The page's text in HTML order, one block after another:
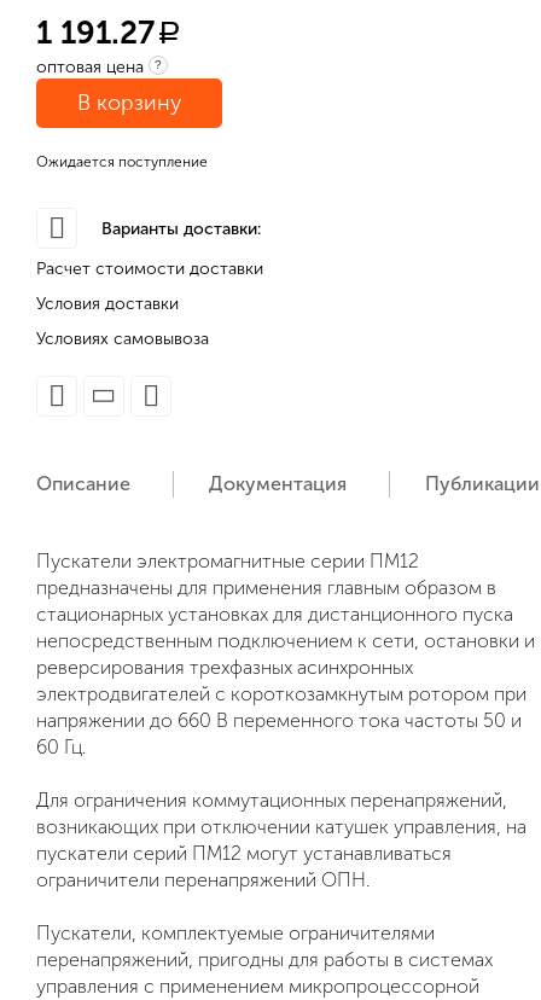
1 191.27 a
оптовая цена ?
В корзину
Ожидается поступление
Варианты доставки:
Расчет стоимости доставки
Условия доставки
Условиях самовывоза
Описание Документация Публикации
Пускатели электромагнитные серии ПМ12
предназначены для применения главным образом в
стационарных установках для дистанционного пуска
непосредственным подключением к сети, остановки и
реверсирования трехфазных асинхронных
электродвигателей с короткозамкнутым ротором при
напряжении до 660 В переменного тока частоты 50 и
60 Гц.
Для ограничения коммутационных перенапряжений,
возникающих при отключении катушек управления, на
пускатели серий ПМ12 могут устанавливаться
ограничители перенапряжений ОПН.
Пускатели, комплектуемые ограничителями
перенапряжений, пригодны для работы в системах
управления с применением микропроцессорной